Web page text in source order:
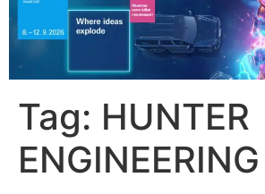
Tag: HUNTER
ENGINEERING